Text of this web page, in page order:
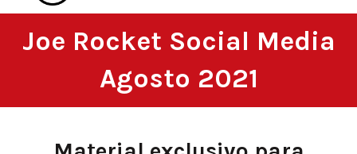
Joe Rocket Social Media
Agosto 2021